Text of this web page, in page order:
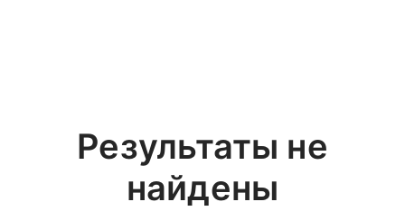
Результаты не
найдены